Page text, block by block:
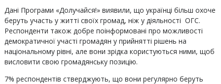
Дані Програми «Долучайся!» виявили, що українці більш охоче
беруть участь у житті своїх громад, ніж у діяльності ОГС.
Респонденти також добре поінформовані про можливості
демократичної участі громадян у прийнятті рішень на
національному рівні, але вони зрідка користуються ними, щоб
висловити свою громадянську позицію.
7% респондентів стверджують, що вони регулярно беруть